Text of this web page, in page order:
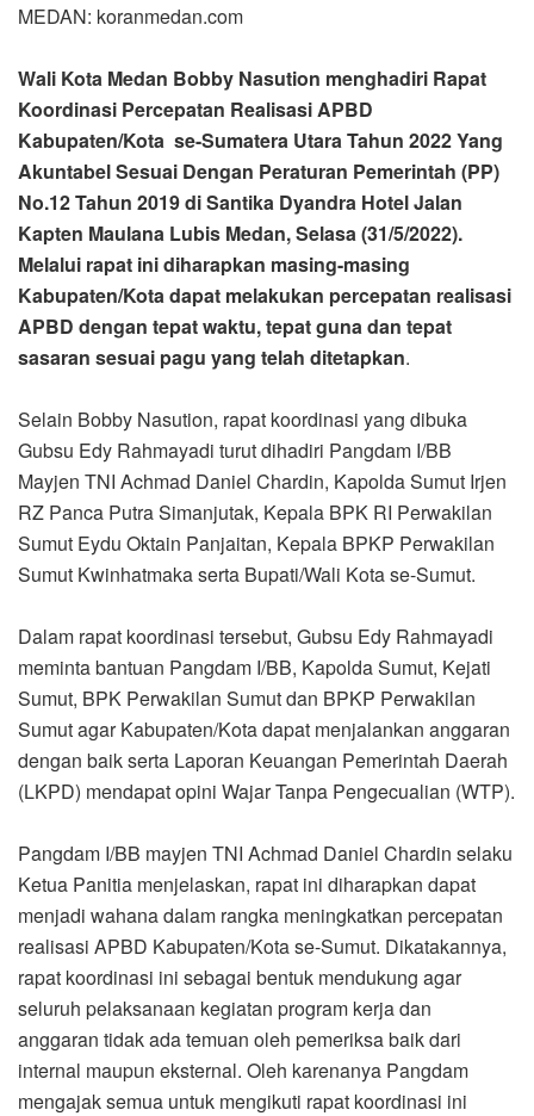
MEDAN: koranmedan.com
Wali Kota Medan Bobby Nasution menghadiri Rapat
Koordinasi Percepatan Realisasi APBD
Kabupaten/Kota se-Sumatera Utara Tahun 2022 Yang
Akuntabel Sesuai Dengan Peraturan Pemerintah (PP)
No.12 Tahun 2019 di Santika Dyandra Hotel Jalan
Kapten Maulana Lubis Medan, Selasa (31/5/2022).
Melalui rapat ini diharapkan masing-masing
Kabupaten/Kota dapat melakukan percepatan realisasi
APBD dengan tepat waktu, tepat guna dan tepat
sasaran sesuai pagu yang telah ditetapkan.
Selain Bobby Nasution, rapat koordinasi yang dibuka
Gubsu Edy Rahmayadi turut dihadiri Pangdam I/BB
Mayjen TNI Achmad Daniel Chardin, Kapolda Sumut Irjen
RZ Panca Putra Simanjutak, Kepala BPK RI Perwakilan
Sumut Eydu Oktain Panjaitan, Kepala BPKP Perwakilan
Sumut Kwinhatmaka serta Bupati/Wali Kota se-Sumut.
Dalam rapat koordinasi tersebut, Gubsu Edy Rahmayadi
meminta bantuan Pangdam I/BB, Kapolda Sumut, Kejati
Sumut, BPK Perwakilan Sumut dan BPKP Perwakilan
Sumut agar Kabupaten/Kota dapat menjalankan anggaran
dengan baik serta Laporan Keuangan Pemerintah Daerah
(LKPD) mendapat opini Wajar Tanpa Pengecualian (WTP).
Pangdam I/BB mayjen TNI Achmad Daniel Chardin selaku
Ketua Panitia menjelaskan, rapat ini diharapkan dapat
menjadi wahana dalam rangka meningkatkan percepatan
realisasi APBD Kabupaten/Kota se-Sumut. Dikatakannya,
rapat koordinasi ini sebagai bentuk mendukung agar
seluruh pelaksanaan kegiatan program kerja dan
anggaran tidak ada temuan oleh pemeriksa baik dari
internal maupun eksternal. Oleh karenanya Pangdam
mengajak semua untuk mengikuti rapat koordinasi ini